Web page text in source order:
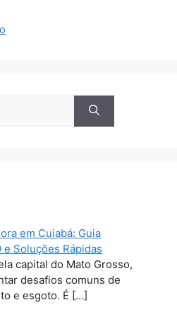
em Cuiabá: Guia
e Soluções Rápidas
capital do Mato Grosso,
desafios comuns de
e esgoto. É […]